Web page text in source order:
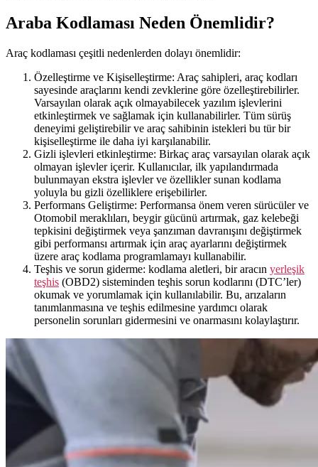
Araba Kodlaması Neden Önemlidir?
Araç kodlaması çeşitli nedenlerden dolayı önemlidir:
Özelleştirme ve Kişiselleştirme: Araç sahipleri, araç kodları
sayesinde araçlarını kendi zevklerine göre özelleştirebilirler.
Varsayılan olarak açık olmayabilecek yazılım işlevlerini
etkinleştirmek ve sağlamak için kullanabilirler. Tüm sürüş
deneyimi geliştirebilir ve araç sahibinin istekleri bu tür bir
kişiselleştirme ile daha iyi karşılanabilir.
Gizli işlevleri etkinleştirme: Birkaç araç varsayılan olarak açık
olmayan işlevler içerir. Kullanıcılar, ilk yapılandırmada
bulunmayan ekstra işlevler ve özellikler sunan kodlama
yoluyla bu gizli özelliklere erişebilirler.
Performans Geliştirme: Performansa önem veren sürücüler ve
Otomobil meraklıları, beygir gücünü artırmak, gaz kelebeği
tepkisini değiştirmek veya şanzıman davranışını değiştirmek
gibi performansı artırmak için araç ayarlarını değiştirmek
üzere araç kodlama programlamayı kullanabilir.
Teşhis ve sorun giderme: kodlama aletleri, bir aracın yerleşik
teşhis (OBD2) sisteminden teşhis sorun kodlarını (DTC’ler)
okumak ve yorumlamak için kullanılabilir. Bu, arızaların
tanımlanmasına ve teşhis edilmesine yardımcı olarak
personelin sorunları gidermesini ve onarmasını kolaylaştırır.